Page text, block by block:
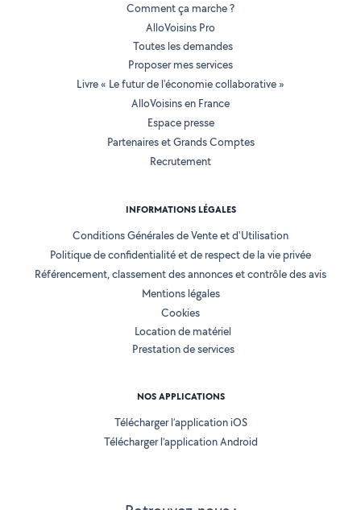
Comment ça marche ?
AlloVoisins Pro
Toutes les demandes
Proposer mes services
Livre « Le futur de l'économie collaborative »
AlloVoisins en France
Espace presse
Partenaires et Grands Comptes
Recrutement
INFORMATIONS LÉGALES
Conditions Générales de Vente et d'Utilisation
Politique de confidentialité et de respect de la vie privée
Référencement, classement des annonces et contrôle des avis
Mentions légales
Cookies
Location de matériel
Prestation de services
NOS APPLICATIONS
Télécharger l’application iOS
Télécharger l’application Android